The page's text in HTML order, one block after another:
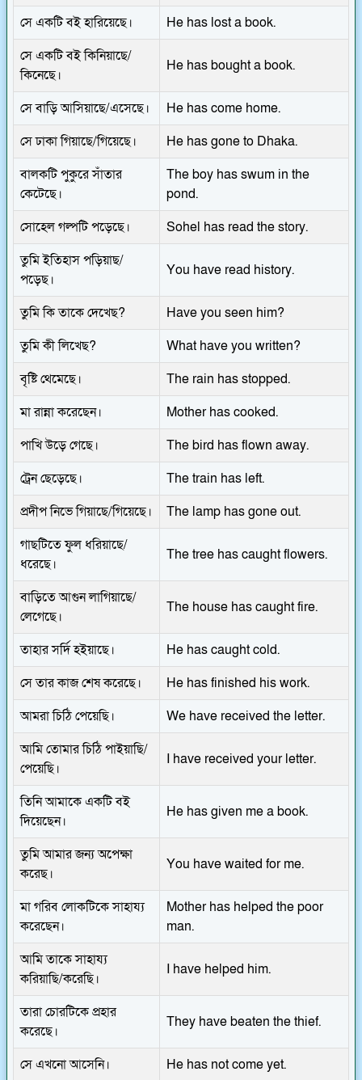
সে একটি বই হারিয়েছে।
He has lost a book.
সে একটি বই কিনিয়াছে/
কিনেছে।
He has bought a book.
সে বাড়ি আসিয়াছে/এসেছে।
He has come home.
সে ঢাকা গিয়াছে/গিয়েছে।
He has gone to Dhaka.
বালকটি পুকুরে সাঁতার
কেটেছে।
The boy has swum in the
pond.
সোহেল গল্পটি পড়েছে।
Sohel has read the story.
তুমি ইতিহাস পড়িয়াছ/
পড়েছ।
You have read history.
তুমি কি তাকে দেখেছ?
Have you seen him?
তুমি কী লিখেছ?
What have you written?
বৃষ্টি থেমেছে।
The rain has stopped.
মা রান্না করেছেন।
Mother has cooked.
পাখি উড়ে গেছে।
The bird has flown away.
ট্রেন ছেড়েছে।
The train has left.
প্রদীপ নিভে গিয়াছে/গিয়েছে।
The lamp has gone out.
গাছটিতে ফুল ধরিয়াছে/
ধরেছে।
The tree has caught flowers.
বাড়িতে আগুন লাগিয়াছে/
লেগেছে।
The house has caught fire.
তাহার সর্দি হইয়াছে।
He has caught cold.
সে তার কাজ শেষ করেছে।
He has finished his work.
আমরা চিঠি পেয়েছি।
We have received the letter.
আমি তোমার চিঠি পাইয়াছি/
পেয়েছি।
I have received your letter.
তিনি আমাকে একটি বই
দিয়েছেন।
He has given me a book.
তুমি আমার জন্য অপেক্ষা
করেছ।
You have waited for me.
মা গরিব লোকটিকে সাহায্য
করেছেন।
Mother has helped the poor
man.
আমি তাকে সাহায্য
করিয়াছি/করেছি।
I have helped him.
তারা চোরটিকে প্রহার
করেছে।
They have beaten the thief.
সে এখনো আসেনি। He has not come yet.